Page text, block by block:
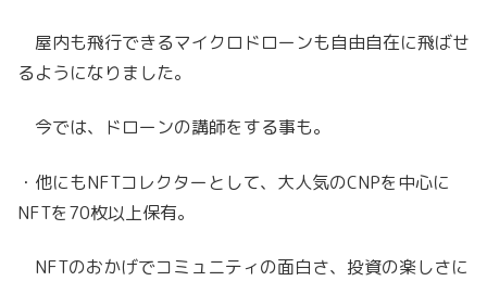
屋内も飛行できるマイクロドローンも自由自在に飛ばせ
るようになりました。
今では、ドローンの講師をする事も。
・他にもNFTコレクターとして、大人気のCNPを中心に
NFTを70枚以上保有。
NFTのおかげでコミュニティの面白さ、投資の楽しさに